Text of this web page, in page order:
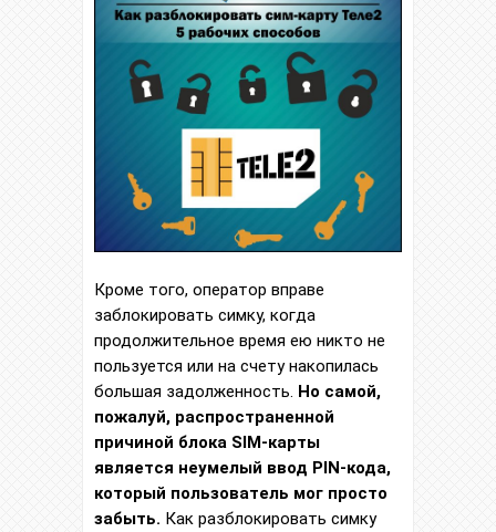
Кроме того, оператор вправе
заблокировать симку, когда
продолжительное время ею никто не
пользуется или на счету накопилась
большая задолженность. Но самой,
пожалуй, распространенной
причиной блока SIM-карты
является неумелый ввод PIN-кода,
который пользователь мог просто
забыть. Как разблокировать симку